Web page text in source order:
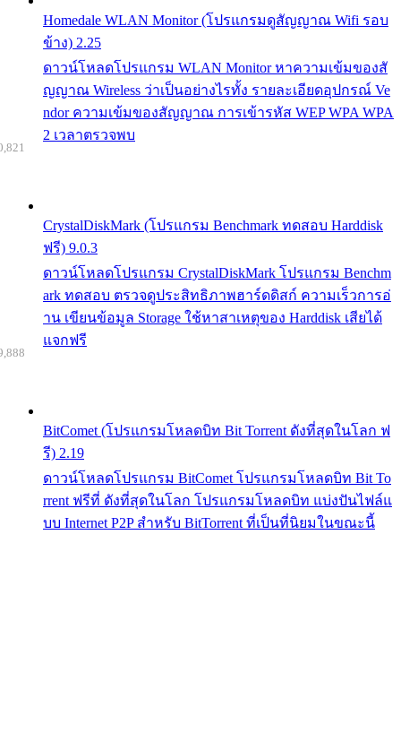
Homedale WLAN Monitor (โปรแกรมดูสัญญาณ Wifi รอบ
ข้าง) 2.25
ดาวน์โหลดโปรแกรม WLAN Monitor หาความเข้มของสั
ญญาณ Wireless ว่าเป็นอย่างไรทั้ง รายละเอียดอุปกรณ์ Ve
ndor ความเข้มของสัญญาณ การเข้ารหัส WEP WPA WPA
2 เวลาตรวจพบ
CrystalDiskMark (โปรแกรม Benchmark ทดสอบ Harddisk
ฟรี) 9.0.3
ดาวน์โหลดโปรแกรม CrystalDiskMark โปรแกรม Benchm
ark ทดสอบ ตรวจดูประสิทธิภาพฮาร์ดดิสก์ ความเร็วการอ่
าน เขียนข้อมูล Storage ใช้หาสาเหตุของ Harddisk เสียได้
แจกฟรี
BitComet (โปรแกรมโหลดบิท Bit Torrent ดังที่สุดในโลก ฟ
รี) 2.19
ดาวน์โหลดโปรแกรม BitComet โปรแกรมโหลดบิท Bit To
rrent ฟรีที่ ดังที่สุดในโลก โปรแกรมโหลดบิท แบ่งปันไฟล์แ
บบ Internet P2P สำหรับ BitTorrent ที่เป็นที่นิยมในขณะนี้